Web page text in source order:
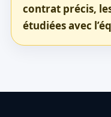
contrat précis,
étudiées avec